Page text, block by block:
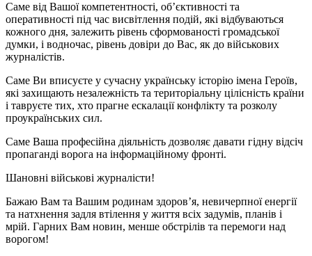
Саме від Вашої компетентності, об’єктивності та
оперативності під час висвітлення подій, які відбуваються
кожного дня, залежить рівень сформованості громадської
думки, і водночас, рівень довіри до Вас, як до військових
журналістів.
Саме Ви вписуєте у сучасну українську історію імена Героїв,
які захищають незалежність та територіальну цілісність країни
і тавруєте тих, хто прагне ескалації конфлікту та розколу
проукраїнських сил.
Саме Ваша професійна діяльність дозволяє давати гідну відсіч
пропаганді ворога на інформаційному фронті.
Шановні військові журналісти!
Бажаю Вам та Вашим родинам здоров’я, невичерпної енергії
та натхнення задля втілення у життя всіх задумів, планів і
мрій. Гарних Вам новин, менше обстрілів та перемоги над
ворогом!